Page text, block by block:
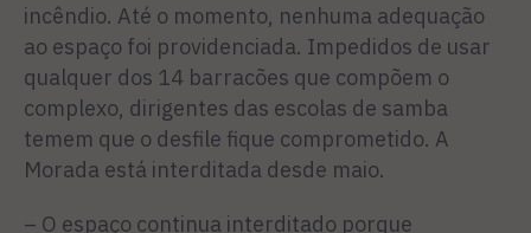
incêndio. Até o momento, nenhuma adequação
ao espaço foi providenciada. Impedidos de usar
qualquer dos 14 barracões que compõem o
complexo, di­rigentes das escolas de samba
temem que o desfile fique com­prometido. A
Morada está inter­ditada desde maio.
– O espaço continua interdi­tado porque